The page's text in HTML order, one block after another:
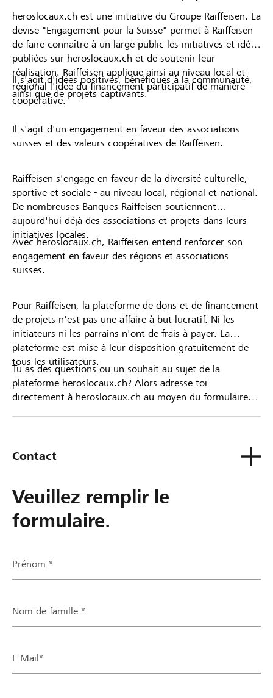
heroslocaux.ch est une initiative du Groupe Raiffeisen. La
devise "Engagement pour la Suisse" permet à Raiffeisen
de faire connaître à un large public les initiatives et idées
publiées sur heroslocaux.ch et de soutenir leur
réalisation. Raiffeisen applique ainsi au niveau local et
régional l'idée du financement participatif de manière
coopérative.
Il s'agit d'idées positives, bénéfiques à la communauté,
ainsi que de projets captivants.
Il s'agit d'un engagement en faveur des associations
suisses et des valeurs coopératives de Raiffeisen.
Raiffeisen s'engage en faveur de la diversité culturelle,
sportive et sociale - au niveau local, régional et national.
De nombreuses Banques Raiffeisen soutiennent
aujourd'hui déjà des associations et projets dans leurs
initiatives locales.
Avec heroslocaux.ch, Raiffeisen entend renforcer son
engagement en faveur des régions et associations
suisses.
Pour Raiffeisen, la plateforme de dons et de financement
de projets n'est pas une affaire à but lucratif. Ni les
initiateurs ni les parrains n'ont de frais à payer. La
plateforme est mise à leur disposition gratuitement de
tous les utilisateurs.
Tu as des questions ou un souhait au sujet de la
plateforme heroslocaux.ch? Alors adresse-toi
directement à heroslocaux.ch au moyen du formulaire
Contact
Veuillez remplir le
formulaire.
Prénom *
Nom de famille *
E-Mail*